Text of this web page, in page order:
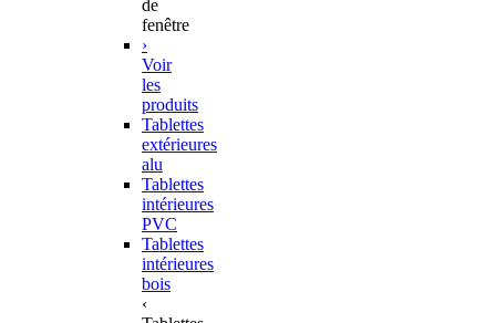
de
fenêtre
›
Voir
les
produits
Tablettes
extérieures
alu
Tablettes
intérieures
PVC
Tablettes
intérieures
bois
‹